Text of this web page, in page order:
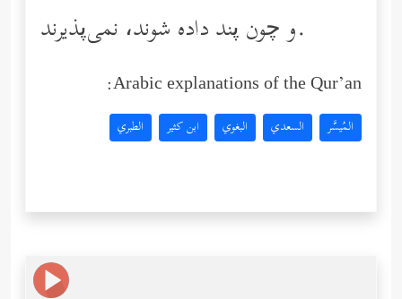
و چون پند داده ‌شوند، نمی‌پذیرند.
Arabic explanations of the Qur’an:
المُيسَّر السعدي البغوي ابن كثير الطبري